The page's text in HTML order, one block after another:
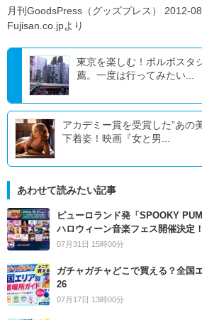
月刊GoodsPress（グッズプレス） 2012-
Fujisan.co.jpより
東京を楽しむ！ボルボスタ
薦。一度は行ってみたい...
アカデミー賞を受賞した”あの
下着姿！映画『女と男...
あわせて読みたい記事
ピューロランド発「SPOOKY
ハロウィーン音楽フェス開催決定！
07月31日 15時00分
ガチャガチャどこで買える？全国
26
07月17日 13時00分